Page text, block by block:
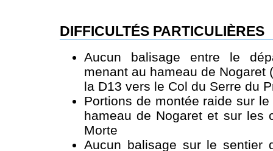
DIFFICULTÉS PARTICULIÈRES
Aucun balisage entre le
menant au hameau de Nogaret
la D13 vers le Col du Serre du
Portions de montée raide sur
hameau de Nogaret et sur les
Morte
Aucun balisage sur le sentier